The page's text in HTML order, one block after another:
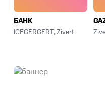
БАНК
ICEGERGERT, Zivert